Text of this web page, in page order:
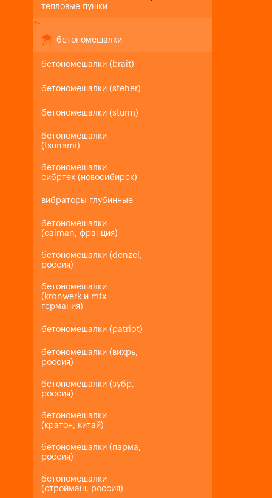
тепловые пушки
+-
бетономешалки
бетономешалки (brait)
бетономешалки (steher)
бетономешалки (sturm)
бетономешалки
(tsunami)
бетономешалки
сибртех (новосибирск)
вибраторы глубинные
бетономешалки
(caiman, франция)
бетономешалки (denzel,
россия)
бетономешалки
(kronwerk и mtx -
германия)
бетономешалки (patriot)
бетономешалки (вихрь,
россия)
бетономешалки (зубр,
россия)
бетономешалки
(кратон, китай)
бетономешалки (парма,
россия)
бетономешалки
(строймаш, россия)